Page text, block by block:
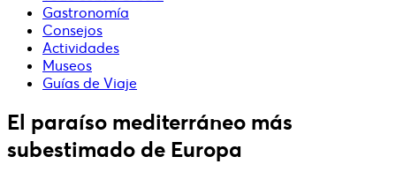
Gastronomía
Consejos
Actividades
Museos
Guías de Viaje
El paraíso mediterráneo más
subestimado de Europa